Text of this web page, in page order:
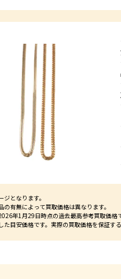
となります。
有無によって買取価格は異なります。
年1月29日時点の過去最高参考買取価格
た目安価格です。実際の買取価格を保証